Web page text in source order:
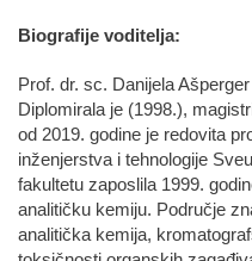
Biografije voditelja:
Prof. dr. sc. Danijela
Diplomirala je (1998.),
od 2019. godine je redovita
inženjerstva i tehnologije
fakultetu zaposlila 1999.
analitičku kemiju. Područje
analitička kemija,